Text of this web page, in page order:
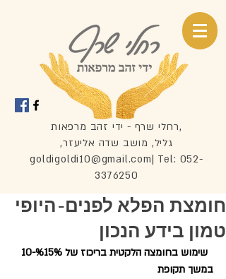
רחלי שרף - ידי זהב מרפאות,
,גליל, מושב שדה אליעזר
goldigoldi10@gmail.com| Tel: 052-
3376250
חומצת הפלא לפנים-היופי
טמון בידע הנכון
במשך תקופת